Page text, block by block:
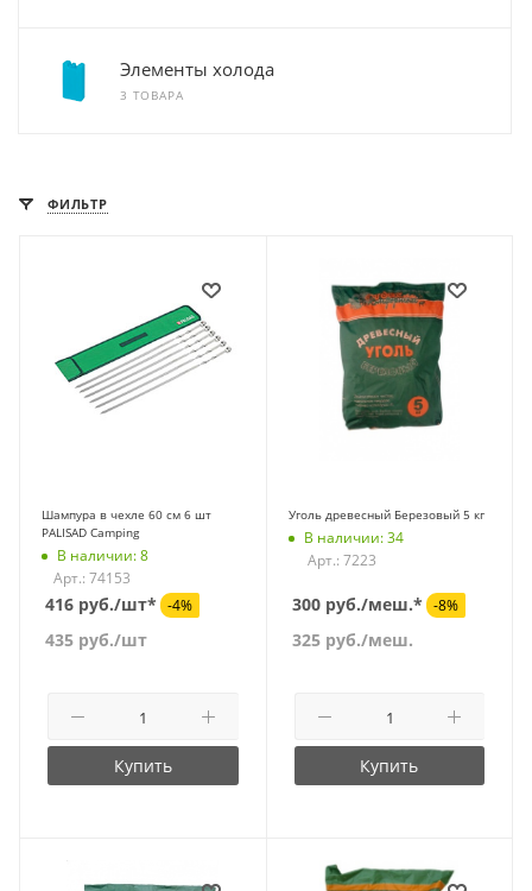
Элементы холода
3 ТОВАРА
ФИЛЬТР
Шампура в чехле 60 см 6 шт
PALISAD Camping
В наличии: 8
Арт.: 74153
416 руб./шт* -4%
435 руб./шт
Купить
Уголь древесный Березовый 5 кг
В наличии: 34
Арт.: 7223
300 руб./меш.* -8%
325руб./меш.
Купить